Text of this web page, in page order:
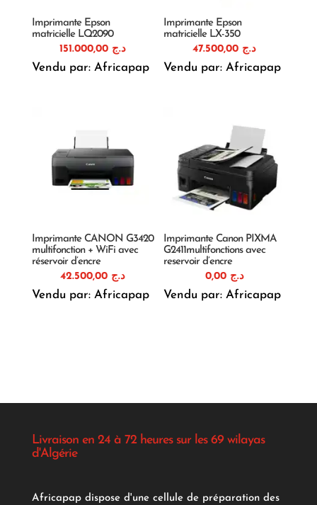
Imprimante Epson
matricielle LQ2090
د.ج 151.000,00
Vendu par: Africapap
Imprimante Epson
matricielle LX-350
د.ج
Vendu par: Africapap
Imprimante CANON G3420
multifonction + WiFi avec
réservoir d’encre
د.ج 42.500,00
Vendu par: Africapap
Imprimante Canon PIXMA
G2411multifonctions avec
reservoir d’encre
د.ج 0,00
Vendu par: Africapap
Livraison en 24 à 72 heures sur les 69 wilayas
d'Algérie
Africapap dispose d'une cellule de préparation des